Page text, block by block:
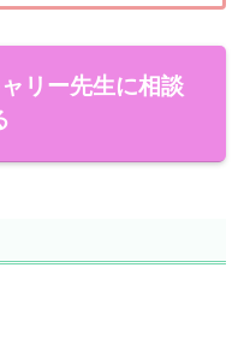
リー先生に相談